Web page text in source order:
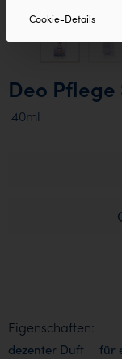
Deo
40ml
Eigenschaften:
dezenter Duft
für
Cookie-Details